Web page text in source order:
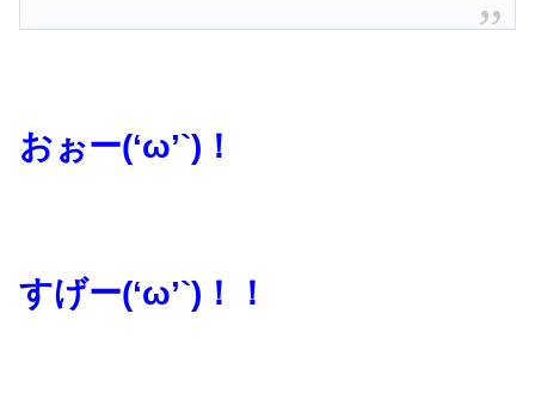
おぉー(‘ω’`)！
すげー(‘ω’`)！！